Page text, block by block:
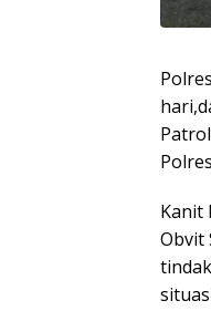
Kanit
Obvit